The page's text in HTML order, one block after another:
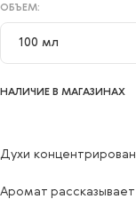
ОБЪЕМ:
100 мл
10 мл
100 мл
НАЛИЧИЕ В МАГАЗИНАХ
Духи
Аромат